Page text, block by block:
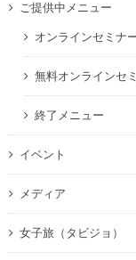
ご提供中メニュー
オンラインセミナ
無料オンラインセ
終了メニュー
イベント
メディア
女子旅（タビジョ）